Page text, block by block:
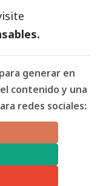
generar en
contenido y una
redes sociales: